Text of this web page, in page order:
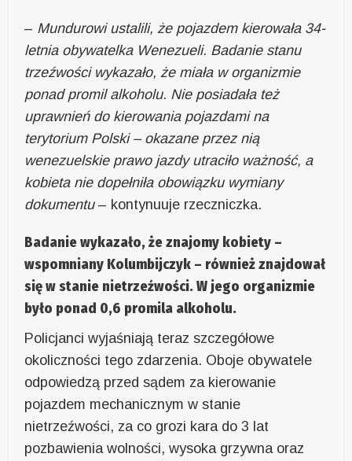
– Mundurowi ustalili, że pojazdem kierowała 34-
letnia obywatelka Wenezueli. Badanie stanu
trzeźwości wykazało, że miała w organizmie
ponad promil alkoholu. Nie posiadała też
uprawnień do kierowania pojazdami na
terytorium Polski – okazane przez nią
wenezuelskie prawo jazdy utraciło ważność, a
kobieta nie dopełniła obowiązku wymiany
dokumentu– kontynuuje rzeczniczka.
Badanie wykazało, że znajomy kobiety –
wspomniany Kolumbijczyk – również znajdował
się w stanie nietrzeźwości. W jego organizmie
było ponad 0,6 promila alkoholu.
Policjanci wyjaśniają teraz szczegółowe
okoliczności tego zdarzenia. Oboje obywatele
odpowiedzą przed sądem za kierowanie
pojazdem mechanicznym w stanie
nietrzeźwości, za co grozi kara do 3 lat
pozbawienia wolności, wysoka grzywna oraz